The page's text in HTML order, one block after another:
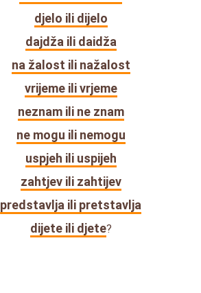
djelo ili dijelo
dajdža ili daidža
na žalost ili nažalost
vrijeme ili vrjeme
neznam ili ne znam
ne mogu ili nemogu
uspjeh ili uspijeh
zahtjev ili zahtijev
predstavlja ili pretstavlja
dijete ili djete?